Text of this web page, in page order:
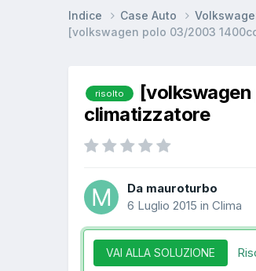
Indice Case Auto
[volkswagen polo 03/2003
risolto
climatizzatore
Da mauroturbo
6 Luglio 2015 in Clima
VAI ALLA SOLUZIONE